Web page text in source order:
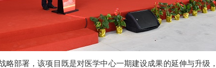
略部署，该项目既是对医学中心一期建设成果的延伸与升级